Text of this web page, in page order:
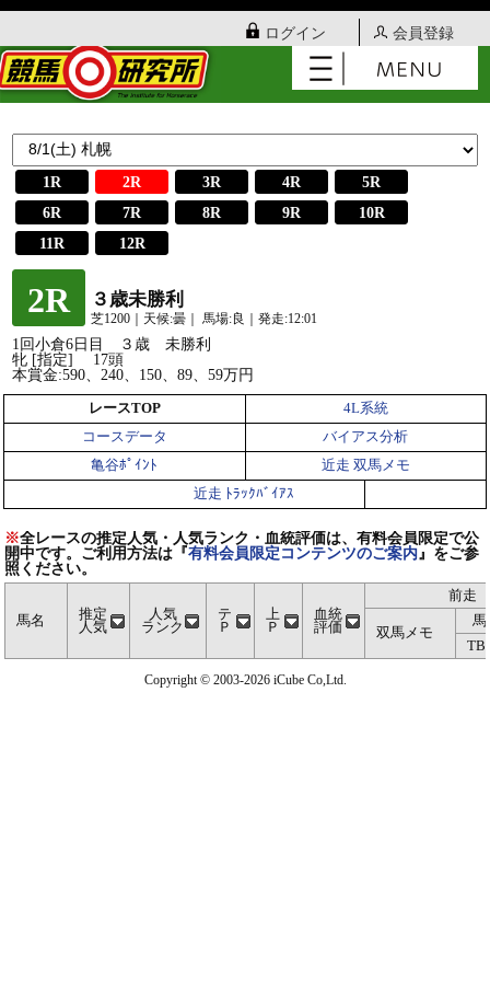
ログイン 会員登録
1R 2R 3R 4R
5R
6R
7R 8R 9R
10R
11R
12R
2R ３歳未勝利
芝1200｜天候:曇｜ 馬場:良｜発走:12:01
1回小倉6日目 ３歳 未勝利
牝 [指定] 17頭
本賞金:590、240、150、89、59万円
レースTOP
4L系統
コースデータ
バイアス分析
亀谷ﾎﾟｲﾝﾄ
近走 双馬メモ
近走 ﾄﾗｯｸﾊﾞｲｱｽ
※全レースの推定人気・人気ランク・血統評価は、有料会員限定で公
開中です。ご利用方法は『有料会員限定コンテンツのご案内 』をご参
照ください。
馬名
推定
人気
人気
ランク
テ
Ｐ
上
Ｐ
血統
評価
前走
双馬メモ
馬
TB
Copyright © 2003-2026 iCube Co,Ltd.